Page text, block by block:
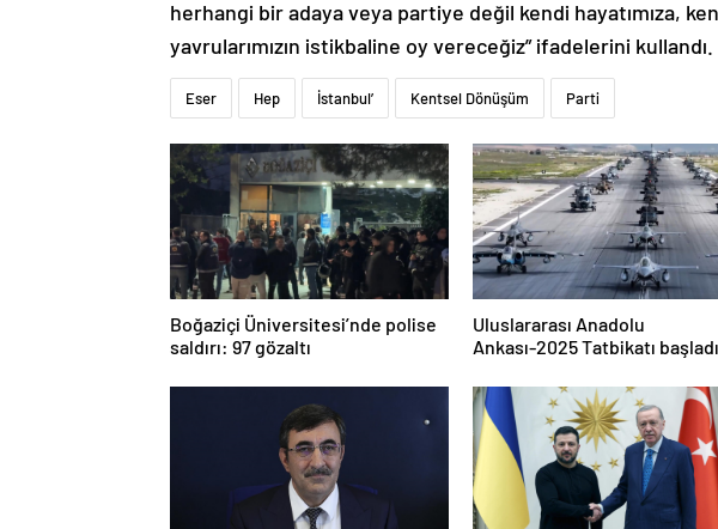
herhangi bir adaya veya partiye değil kendi hayatımıza,
yavrularımızın istikbaline oy vereceğiz” ifadelerini kullandı.
Eser Hep İstanbul’ Kentsel Dönüşüm Parti
Boğaziçi Üniversitesi’nde polise
saldırı: 97 gözaltı
Uluslararası Anadolu
Ankası-2025 Tatbikatı başladı